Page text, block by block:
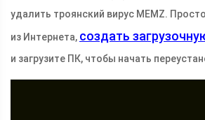
удалить троянский вирус MEMZ.
из Интернета, создать
и загрузите ПК, чтобы начать